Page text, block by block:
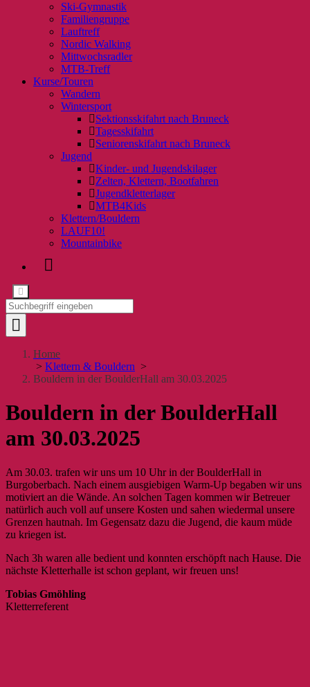
Ski-Gymnastik
Familiengruppe
Lauftreff
Nordic Walking
Mittwochsradler
MTB-Treff
Kurse/Touren
Wandern
Wintersport
Sektionsskifahrt nach Bruneck
Tagesskifahrt
Seniorenskifahrt nach Bruneck
Jugend
Kinder- und Jugendskilager
Zelten, Klettern, Bootfahren
Jugendkletterlager
MTB4Kids
Klettern/Bouldern
LAUF10!
Mountainbike
Home
> Klettern & Bouldern >
Bouldern in der BoulderHall am 30.03.2025
Bouldern in der BoulderHall
am 30.03.2025
Am 30.03. trafen wir uns um 10 Uhr in der BoulderHall in
Burgoberbach. Nach einem ausgiebigen Warm-Up begaben wir uns
motiviert an die Wände. An solchen Tagen kommen wir Betreuer
natürlich auch voll auf unsere Kosten und sahen wiedermal unsere
Grenzen hautnah. Im Gegensatz dazu die Jugend, die kaum müde
zu kriegen ist.
Nach 3h waren alle bedient und konnten erschöpft nach Hause. Die
nächste Kletterhalle ist schon geplant, wir freuen uns!
Tobias Gmöhling
Kletterreferent